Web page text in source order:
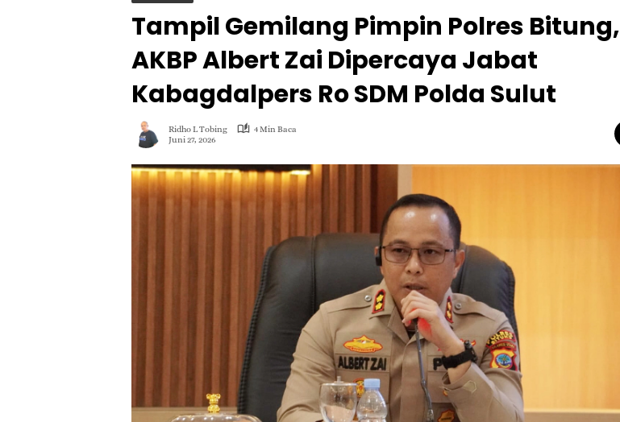
Tampil Gemilang Pimpin Polres Bitung,
AKBP Albert Zai Dipercaya Jabat
Kabagdalpers Ro SDM Polda Sulut
Ridho L Tobing
4 Min Baca
Juni 27, 2026